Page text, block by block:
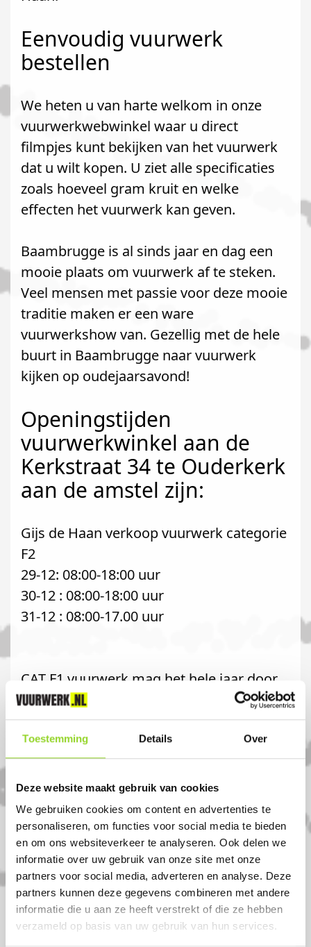
Toestemming Details Over
Deze website maakt gebruik van cookies
We gebruiken cookies om content en advertenties te
personaliseren, om functies voor social media te bieden
en om ons websiteverkeer te analyseren. Ook delen we
informatie over uw gebruik van onze site met onze
partners voor social media, adverteren en analyse. Deze
partners kunnen deze gegevens combineren met andere
informatie die u aan ze heeft verstrekt of die ze hebben
verzameld op basis van uw gebruik van hun services.
Eenvoudig vuurwerk
bestellen
We heten u van harte welkom in onze
vuurwerkwebwinkel waar u direct
filmpjes kunt bekijken van het vuurwerk
dat u wilt kopen. U ziet alle specificaties
zoals hoeveel gram kruit en welke
effecten het vuurwerk kan geven.
Baambrugge is al sinds jaar en dag een
mooie plaats om vuurwerk af te steken.
Veel mensen met passie voor deze mooie
traditie maken er een ware
vuurwerkshow van. Gezellig met de hele
buurt in Baambrugge naar vuurwerk
kijken op oudejaarsavond!
Openingstijden
vuurwerkwinkel aan de
Kerkstraat 34 te Ouderkerk
aan de amstel zijn:
Gijs de Haan verkoop vuurwerk categorie
F2
29-12: 08:00-18:00 uur
30-12 : 08:00-18:00 uur
31-12 : 08:00-17.00 uur
CAT F1 vuurwerk mag het hele jaar door
verkocht worden, u hoeft dus niet te
wachten met afhalen!
Komt u uit Baambrugge?
Koop uw vuurwerk dan bij Gijs de Haan in
Ouderkerk aan de amstel. U bent van
harte welkom! U bent uiteraard ook
welkom als u uit Wilnis, Amsterdam of
Nes aan de amstel komt.